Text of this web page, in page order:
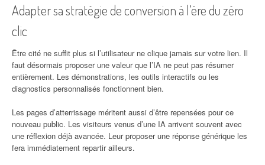
Adapter sa stratégie de conversion à l’ère du zéro
clic
Être cité ne suffit plus si l’utilisateur ne clique jamais sur votre lien. Il
faut désormais proposer une valeur que l’IA ne peut pas résumer
entièrement. Les démonstrations, les outils interactifs ou les
diagnostics personnalisés fonctionnent bien.
Les pages d’atterrissage méritent aussi d’être repensées pour ce
nouveau public. Les visiteurs venus d’une IA arrivent souvent avec
une réflexion déjà avancée. Leur proposer une réponse générique les
fera immédiatement repartir ailleurs.